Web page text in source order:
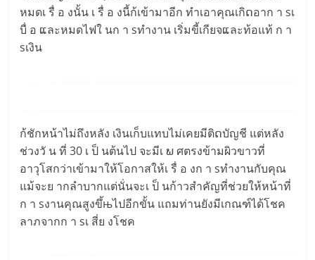
หมดเ รื่ อ งนั้น เ รื่ อ งนี้ก้เข้ามาอีก ทำเอาคุณเกิດอาก า sเ
บื่ อ ແละหมดไฟใ นก า sทำงาน เริ่มขี้เกียจແละท้อแท้ ก า
sเงิน
ก้ชักหน้าไม่ถึงหลัง เงินเก็บแทบไม่เคยมีติດบัญชี แต่หลัง
ช่วงวั น ที่ 30 เ ป็ นต้นไป จะมีเ ພ ศตรงข้ามผิวขาวที่
อาวุโสกว่าเข้ามาให้โอกาสให้เ รื่ อ งก า sทำงานกับคุณ
แม้จะย ากลำบากแต่นั่นจะเ ป็ นก้าวสำคัญที่ช่วยให้หน้าที่
ก า sงานคุณสูงขึ้њไปอีกขั้น แถมท่านยังมีเกณฑ์ได้โชค
ลาภจากก า sเ สี่ย งโชค